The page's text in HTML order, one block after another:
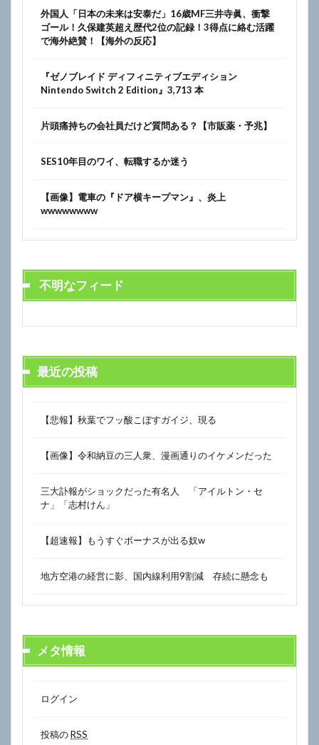
外国人「日本の未来は安泰だ」16歳MF三井寺眞、衝撃
ゴール！久保建英超え歴代2位の記録！3得点に絡む活躍
で海外絶賛！【海外の反応】
『ゼノブレイド ディフィニティブエディション
Nintendo Switch 2 Edition』3,713 本
片頭痛持ちの会社員だけど質問ある？【市販薬・予兆】
SES10年目のワイ、転職するか迷う
【画像】電車の『ドア横キープマン』、炎上
wwwwwwww
不明なフィード
最近の投稿
【悲報】秋葉でフッ酸こぼすガイジ、現る
【画像】令和納豆の三人衆、漫画通りのイケメンだった
三大訃報がショックだった有名人 「アイルトン・セ
ナ」「志村けん」
【超速報】もうすぐボーナスが出る奴w
地方空港の経営に影、国内線利用9割減 存続に懸念も
メタ情報
ログイン
投稿のRSS